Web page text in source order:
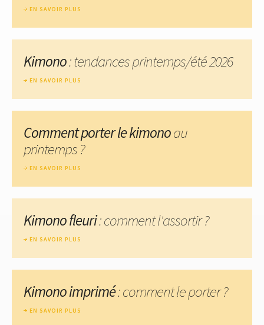
EN SAVOIR PLUS
Kimono: tendances printemps/été 2026
EN SAVOIR PLUS
Comment porter le kimonoau
printemps ?
EN SAVOIR PLUS
Kimono fleuri: comment l'assortir ?
EN SAVOIR PLUS
Kimono imprimé: comment le porter ?
EN SAVOIR PLUS